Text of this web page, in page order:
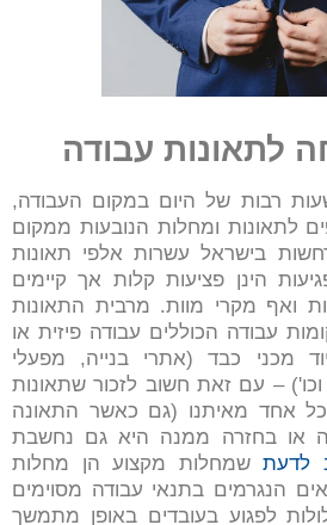
לתאונות עבודה
רבות של היום במקום העבודה,
לתאונות ומחלות הנובעות ממקום
בישראל עשרות אלפי תאונות
הינן פציעות קלות אך קיימים
ואף מקרי מוות. מרבית התאונות
עבודה הכוללים עבודה פיזית או
מכני כבד (אתרי בנייה, מפעלי
– עם זאת חשוב לזכור שתאונות
אחד מאיתנו (גם כאשר התאונה
או בחזרה ממנה היא גם נחשבת
לדעתשמחלות מקצוע הן מחלות
הנגרמים בתנאי עבודה מסוימים
לפגוע בעובדים באופן מתמשך